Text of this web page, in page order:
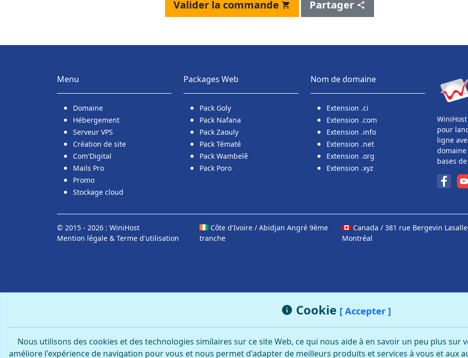
Valider la commande Partager
Menu
Domaine
Hébergement
Serveur VPS
Création de site
Com'Digital
Mails Pro
Promo
Stockage cloud
Packages Web
Pack Goly
Pack Nafana
Pack Zaouly
Pack Tématé
Pack Wambelê
Pack Poro
Nom de domaine
Extension .ci
Extension .com
Extension .info
Extension .net
Extension .org
Extension .xyz
pour
ligne
bases
© 2015 - 2026 : WiniHost
Mention légale & Terme d'utilisation
Côte d'Ivoire / Abidjan Angré 9ème
tranche
Canada / 381 rue Bergevin Lasalle
Montréal
Cookie [ Accepter ]
Nous utilisons des cookies et des technologies similaires sur ce site Web, ce qui nous aide à en savoir un peu plus sur
améliore l'expérience de navigation pour vous et nous permet d'adapter de meilleurs produits et services à vous et aux